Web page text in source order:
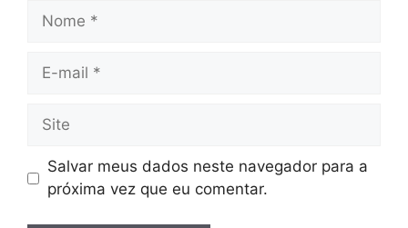
Nome
Site
Salvar meus dados neste navegador para a
próxima vez que eu comentar.